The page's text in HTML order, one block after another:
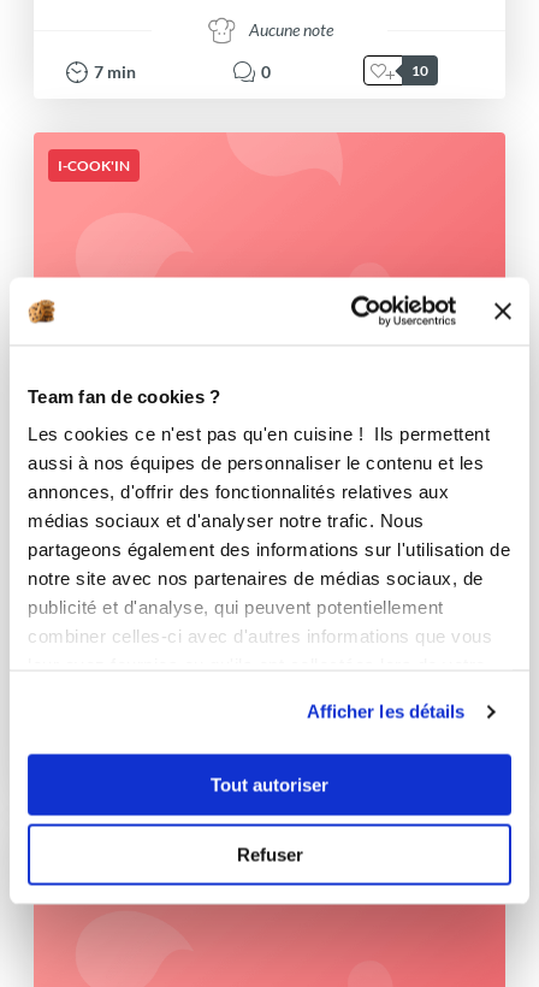
Team fan de cookies ?
Les cookies ce n'est pas qu'en cuisine ! Ils permettent
aussi à nos équipes de personnaliser le contenu et les
annonces, d'offrir des fonctionnalités relatives aux
médias sociaux et d'analyser notre trafic. Nous
partageons également des informations sur l'utilisation de
notre site avec nos partenaires de médias sociaux, de
publicité et d'analyse, qui peuvent potentiellement
combiner celles-ci avec d'autres informations que vous
Afficher les détails
Tout autoriser
Refuser
Aucune note
7 min 0 10
I-COOK'IN
patricia_gicquel